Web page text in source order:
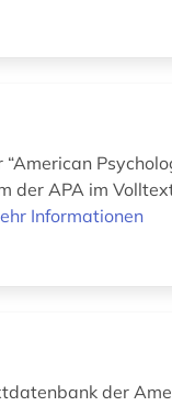
der APA im
Informationen
der